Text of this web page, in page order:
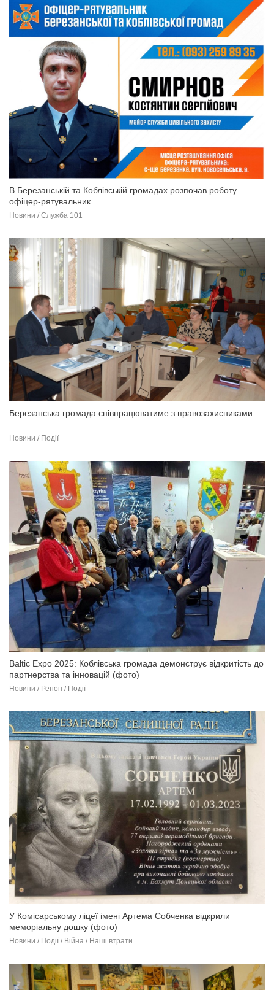
В Березанській та Коблівській громадах розпочав роботу
офіцер-рятувальник
Новини / Служба 101
Березанська громада співпрацюватиме з правозахисниками
Новини / Події
Baltic Expo 2025: Коблівська громада демонструє відкритість до
партнерства та інновацій (фото)
Новини / Регіон / Події
У Комісарському ліцеї імені Артема Собченка відкрили
меморіальну дошку (фото)
Новини / Події / Війна / Наші втрати